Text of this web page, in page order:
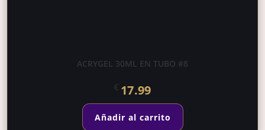
ACRYGEL 30ML EN TUBO #8
17.99
Añadir al carrito